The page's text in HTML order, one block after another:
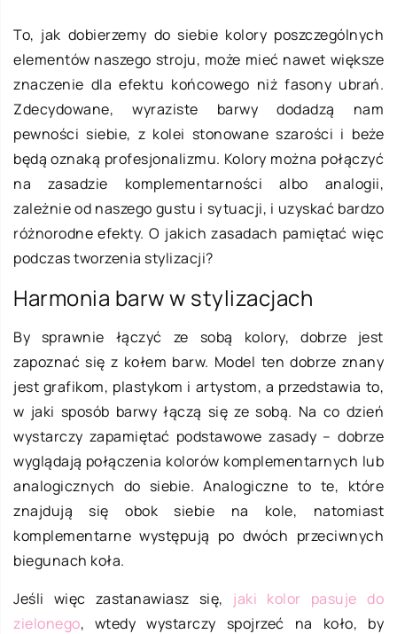
To, jak dobierzemy do siebie kolory poszczególnych
elementów naszego stroju, może mieć nawet większe
znaczenie dla efektu końcowego niż fasony ubrań.
Zdecydowane, wyraziste barwy dodadzą nam
pewności siebie, z kolei stonowane szarości i beże
będą oznaką profesjonalizmu. Kolory można połączyć
na zasadzie komplementarności albo analogii,
zależnie od naszego gustu i sytuacji, i uzyskać bardzo
różnorodne efekty. O jakich zasadach pamiętać więc
podczas tworzenia stylizacji?
Harmonia barw w stylizacjach
By sprawnie łączyć ze sobą kolory, dobrze jest
zapoznać się z kołem barw. Model ten dobrze znany
jest grafikom, plastykom i artystom, a przedstawia to,
w jaki sposób barwy łączą się ze sobą. Na co dzień
wystarczy zapamiętać podstawowe zasady – dobrze
wyglądają połączenia kolorów komplementarnych lub
analogicznych do siebie. Analogiczne to te, które
znajdują się obok siebie na kole, natomiast
komplementarne występują po dwóch przeciwnych
biegunach koła.
Jeśli więc zastanawiasz się, jaki kolor pasuje do
zielonego, wtedy wystarczy spojrzeć na koło, by